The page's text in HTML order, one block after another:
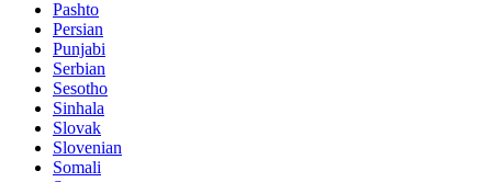
Pashto
Persian
Punjabi
Serbian
Sesotho
Sinhala
Slovak
Slovenian
Somali